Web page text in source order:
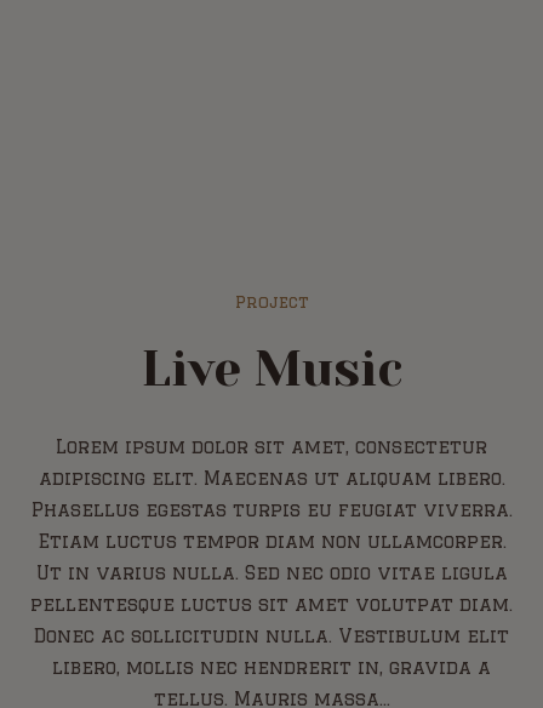
Project
Live Music
Lorem ipsum dolor sit amet, consectetur
adipiscing elit. Maecenas ut aliquam libero.
Phasellus egestas turpis eu feugiat viverra.
Etiam luctus tempor diam non ullamcorper.
Ut in varius nulla. Sed nec odio vitae ligula
pellentesque luctus sit amet volutpat diam.
Donec ac sollicitudin nulla. Vestibulum elit
libero, mollis nec hendrerit in, gravida a
tellus. Mauris massa...